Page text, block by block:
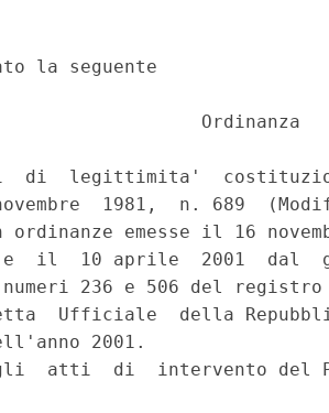
la seguente
Ordinanza
di  legittimita'
1981,  n. 689
ordinanze emesse il 16
il  10 aprile  2001  dal
236 e 506 del registro
Ufficiale  della
2001.
atti  di  intervento del